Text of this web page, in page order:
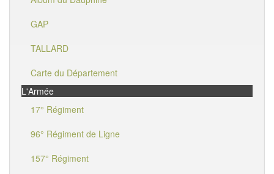
GAP
TALLARD
Carte du Département
L'Armée
17° Régiment
96° Régiment de Ligne
157° Régiment